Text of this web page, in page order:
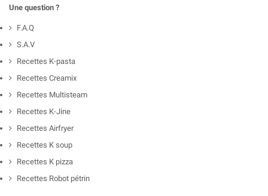
Une question ?
F.A.Q
S.A.V
Recettes K-pasta
Recettes Creamix
Recettes Multisteam
Recettes K-Jine
Recettes Airfryer
Recettes K soup
Recettes K pizza
Recettes Robot pétrin